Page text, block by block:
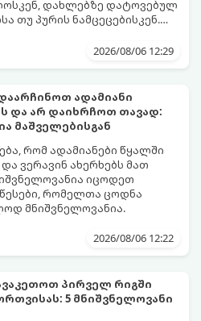
დახლებზე დატოვებულ
თუ პურის ნამცეცებისკენ.
იყიდება, თუმცა
ბავშვები ან შინაური
არიან.
და იაფი
მთელ კოლონიას სულ
დღეში დაამარცხებთ.
ეფექტური ხაფანგის
რეცეპტს:
2026/08/06 12:29
ადამიანი
და არ დაიხრჩოთ თავად:
მაშველებისგან
რომ ადამიანები წყალში
ვერავინ ახერხებს მათ
იცოდეთ
რომელთა ცოდნა
მნიშვნელოვანია.
2026/08/06 12:22
პირველ რიგში
5 მნიშვნელოვანი